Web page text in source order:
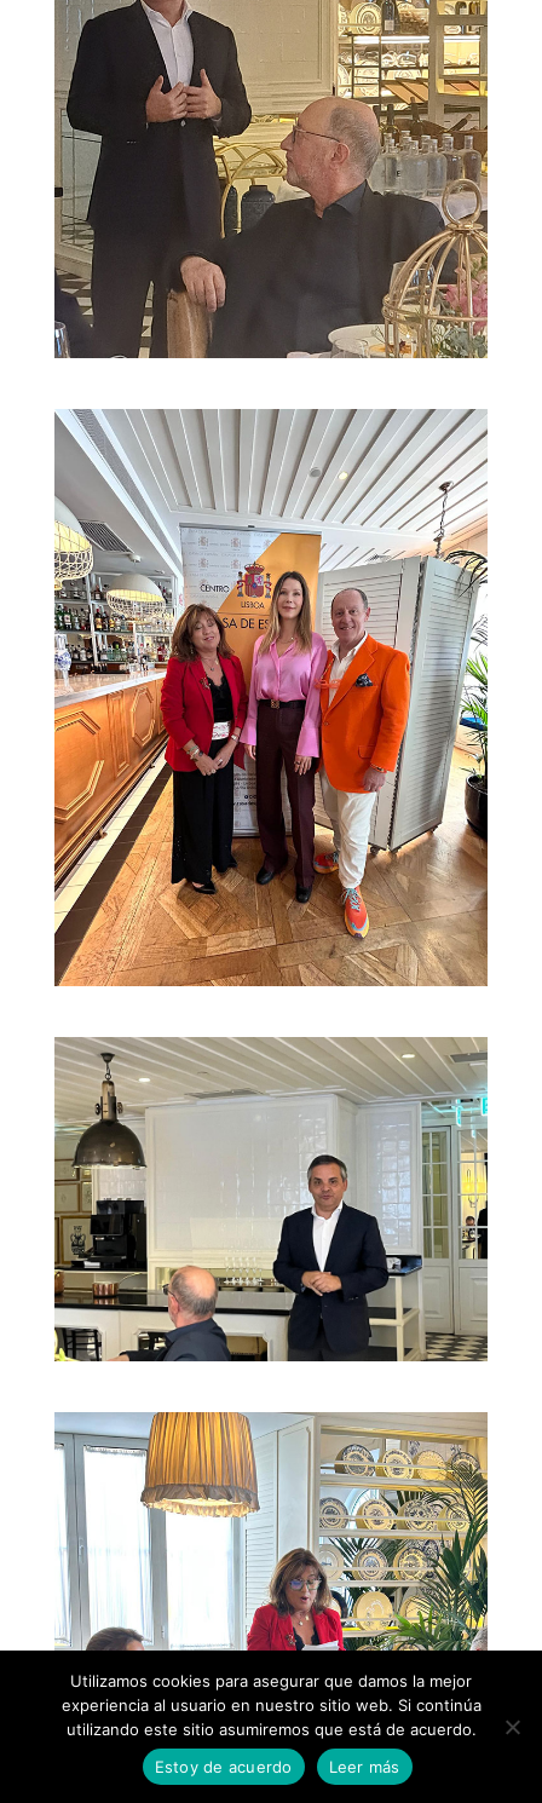
Utilizamos cookies para asegurar que damos la mejor
experiencia al usuario en nuestro sitio web. Si continúa
utilizando este sitio asumiremos que está de acuerdo.
Estoy de acuerdo
Leer más